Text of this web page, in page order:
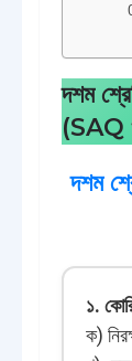
দশম
(SAQ
দশম
১.
ক)